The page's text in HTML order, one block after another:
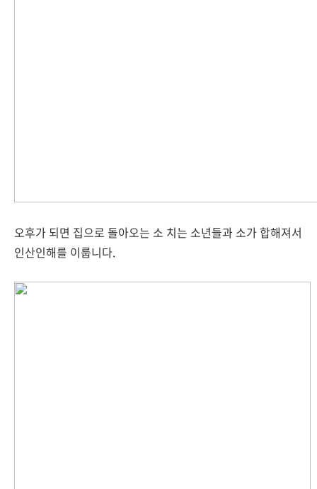
오후가 되면 집으로 돌아오는 소 치는 소년들과 소가 합해져서
인산인해를 이룹니다.